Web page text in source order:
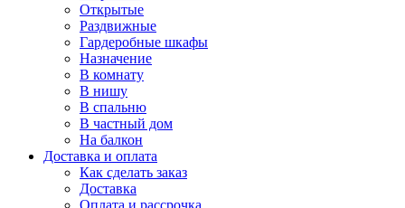
Открытые
Раздвижные
Гардеробные шкафы
Назначение
В комнату
В нишу
В спальню
В частный дом
На балкон
Доставка и оплата
Как сделать заказ
Доставка
Оплата и рассрочка